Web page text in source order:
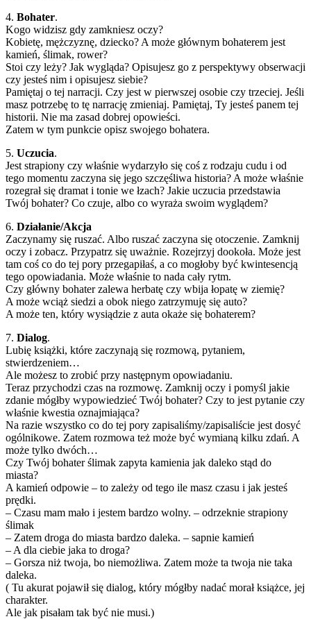
4. Bohater.
Kogo widzisz gdy zamkniesz oczy?
Kobietę, mężczyznę, dziecko? A może głównym bohaterem jest
kamień, ślimak, rower?
Stoi czy leży? Jak wygląda? Opisujesz go z perspektywy obserwacji
czy jesteś nim i opisujesz siebie?
Pamiętaj o tej narracji. Czy jest w pierwszej osobie czy trzeciej. Jeśli
masz potrzebę to tę narrację zmieniaj. Pamiętaj, Ty jesteś panem tej
historii. Nie ma zasad dobrej opowieści.
Zatem w tym punkcie opisz swojego bohatera.
5. Uczucia.
Jest strapiony czy właśnie wydarzyło się coś z rodzaju cudu i od
tego momentu zaczyna się jego szczęśliwa historia? A może właśnie
rozegrał się dramat i tonie we łzach? Jakie uczucia przedstawia
Twój bohater? Co czuje, albo co wyraża swoim wyglądem?
6. Działanie/Akcja
Zaczynamy się ruszać. Albo ruszać zaczyna się otoczenie. Zamknij
oczy i zobacz. Przypatrz się uważnie. Rozejrzyj dookoła. Może jest
tam coś co do tej pory przegapiłaś, a co mogłoby być kwintesencją
tego opowiadania. Może właśnie to nada cały rytm.
Czy główny bohater zalewa herbatę czy wbija łopatę w ziemię?
A może wciąż siedzi a obok niego zatrzymuję się auto?
A może ten, który wysiądzie z auta okaże się bohaterem?
7. Dialog.
Lubię książki, które zaczynają się rozmową, pytaniem,
stwierdzeniem…
Ale możesz to zrobić przy następnym opowiadaniu.
Teraz przychodzi czas na rozmowę. Zamknij oczy i pomyśl jakie
zdanie mógłby wypowiedzieć Twój bohater? Czy to jest pytanie czy
właśnie kwestia oznajmiająca?
Na razie wszystko co do tej pory zapisaliśmy/zapisaliście jest dosyć
ogólnikowe. Zatem rozmowa też może być wymianą kilku zdań. A
może tylko dwóch…
Czy Twój bohater ślimak zapyta kamienia jak daleko stąd do
miasta?
A kamień odpowie – to zależy od tego ile masz czasu i jak jesteś
prędki.
– Czasu mam mało i jestem bardzo wolny. – odrzeknie strapiony
ślimak
– Zatem droga do miasta bardzo daleka. – sapnie kamień
– A dla ciebie jaka to droga?
– Gorsza niż twoja, bo niemożliwa. Zatem może ta twoja nie taka
daleka.
( Tu akurat pojawił się dialog, który mógłby nadać morał książce, jej
charakter.
Ale jak pisałam tak być nie musi.)